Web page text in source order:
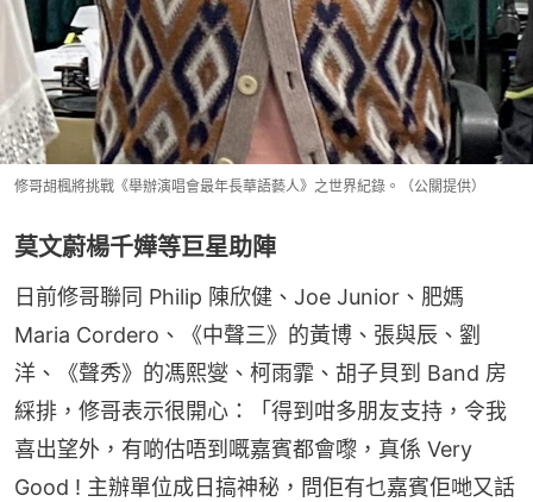
修哥胡楓將挑戰《舉辦演唱會最年長華語藝人》之世界紀錄。（公關提供）
莫文蔚楊千嬅等巨星助陣
日前修哥聯同 Philip 陳欣健、Joe Junior、肥媽
Maria Cordero、《中聲三》的黃博、張與辰、劉
洋、《聲秀》的馮熙燮、柯雨霏、胡子貝到 Band 房
綵排，修哥表示很開心：「得到咁多朋友支持，令我
喜出望外，有啲估唔到嘅嘉賓都會嚟，真係 Very
Good ! 主辦單位成日搞神秘，問佢有乜嘉賓佢哋又話